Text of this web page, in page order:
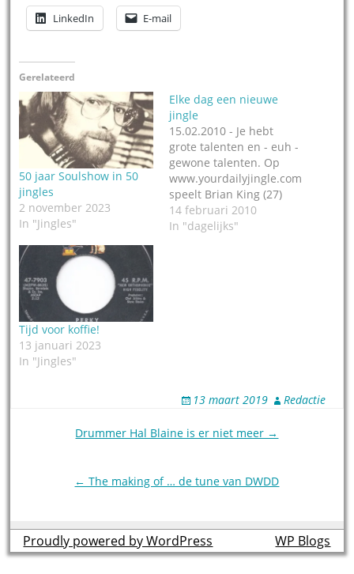
LinkedIn E-mail
Gerelateerd
50 jaar Soulshow in 50
jingles
2 november 2023
In "Jingles"
Elke dag een nieuwe
jingle
15.02.2010 - Je hebt
grote talenten en - euh -
gewone talenten. Op
www.yourdailyjingle.com
speelt Brian King (27)
elke dag een nieuwe
jingle, hij is elke dag met
14 februari 2010
In "dagelijks"
Tijd voor koffie!
13 januari 2023
In "Jingles"
13 maart 2019 Redactie
Drummer Hal Blaine is er niet meer →
← The making of … de tune van DWDD
Proudly powered by WordPress theme byWP Blogs